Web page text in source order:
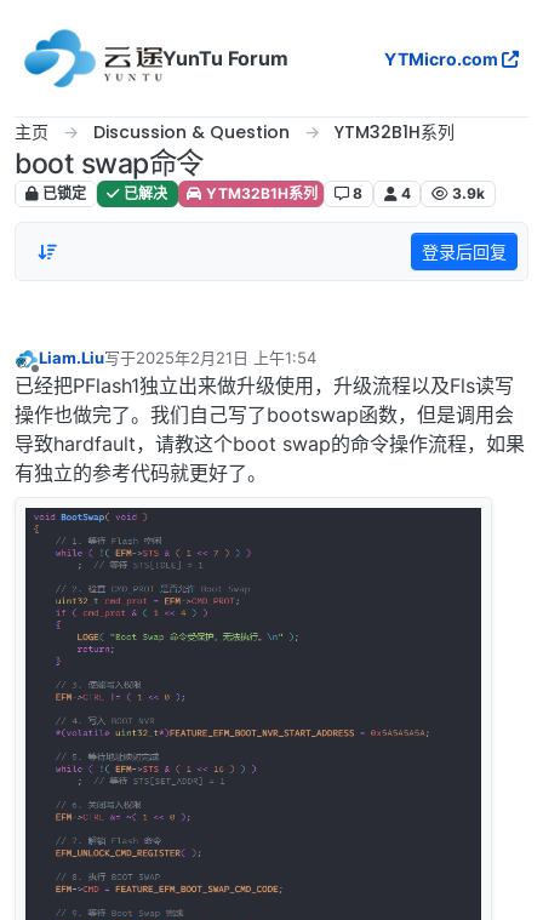
YunTu Forum
YTMicro.com
主页 Discussion & Question YTM32B1H系列
boot swap命令
已锁定 已解决 YTM32B1H系列 8 4 3.9k
登录后回复
离线
Liam.Liu写于2025年2月21日 上午1:54
最后由 编辑
已经把PFlash1独立出来做升级使用，升级流程以及Fls读写
操作也做完了。我们自己写了bootswap函数，但是调用会
导致hardfault，请教这个boot swap的命令操作流程，如果
有独立的参考代码就更好了。